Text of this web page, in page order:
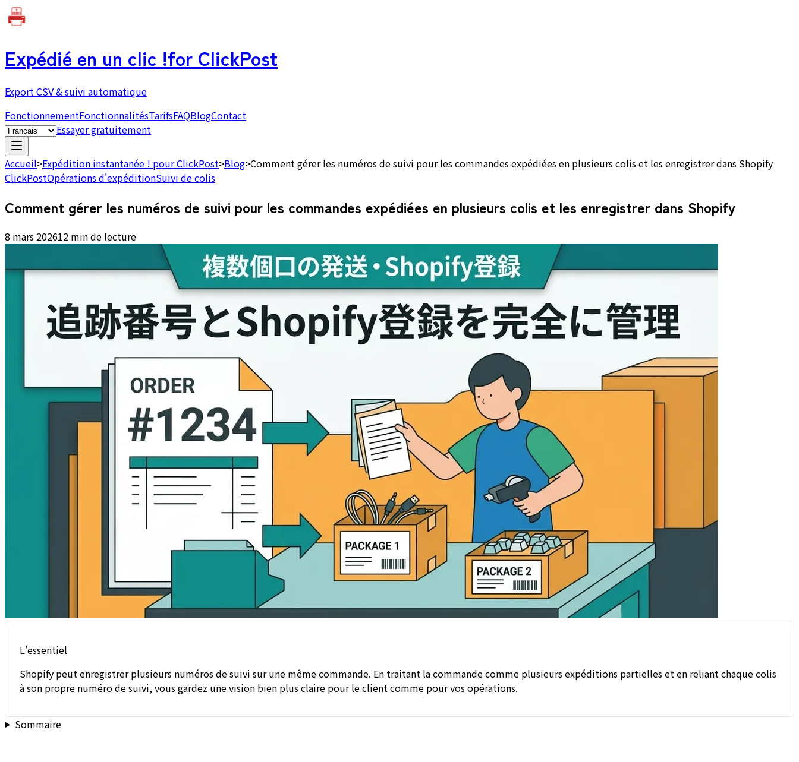
Expédié en un clic !for ClickPost
Export CSV & suivi automatique
FonctionnementFonctionnalitésTarifsFAQBlogContact
Essayer gratuitement
Accueil>Expédition instantanée ! pour ClickPost>Blog>Comment gérer les numéros de suivi pour les commandes expédiées en plusieurs colis et les enregistrer dans Shopify
ClickPostOpérations d'expéditionSuivi de colis
Comment gérer les numéros de suivi pour les commandes expédiées en plusieurs colis et les enregistrer dans Shopify
8 mars 202612 min de lecture
L'essentiel
Shopify peut enregistrer plusieurs numéros de suivi sur une même commande. En traitant la commande comme plusieurs expéditions partielles et en reliant chaque colis
à son propre numéro de suivi, vous gardez une vision bien plus claire pour le client comme pour vos opérations.
Sommaire